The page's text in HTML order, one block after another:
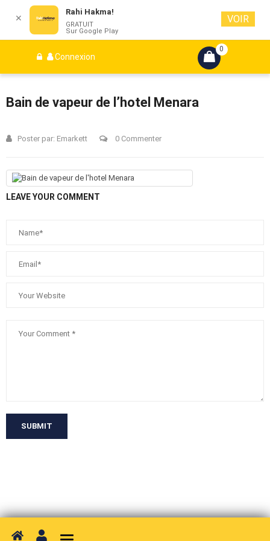
Connexion
0
Bain de vapeur de l’hotel Menara
Poster par: Emarkett 0 Commenter
LEAVE YOUR COMMENT
SUBMIT
Toggle navigation
✕
Rahi Hakma!
GRATUIT
Sur Google Play
VOIR